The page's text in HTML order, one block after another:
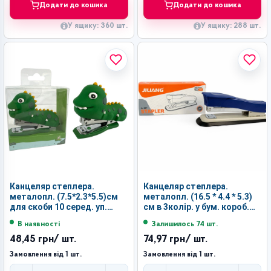
Додати до кошика
У ящику: 360 шт.
Додати до кошика
У ящику: 288 шт.
Канцеляр степлера.
металопл. (7.5*2.3*5.5)см
для скоби 10 серед. уп.
В наявності
48,45 грн/ шт.
Замовлення від 1 шт.
Канцеляр степлера.
металопл. (16.5 * 4.4 * 5.3)
см в 3колір. у бум. короб.
(96)Залишилось 74 шт.
74,97 грн/ шт.
Замовлення від 1 шт.